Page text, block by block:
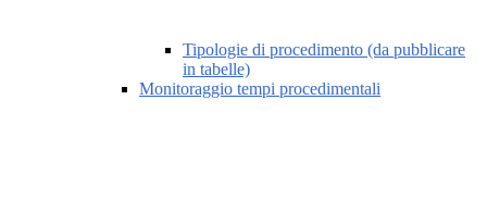
Tipologie di procedimento (da pubblicare
in tabelle)
Monitoraggio tempi procedimentali